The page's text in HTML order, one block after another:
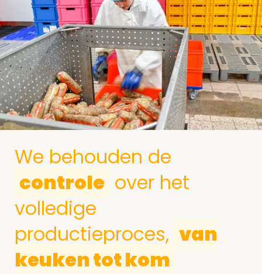
We behouden de
controle over het
volledige
productieproces, van
keuken tot kom